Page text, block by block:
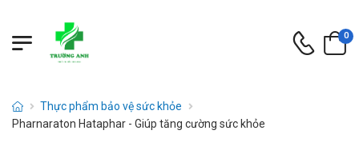
0
Thực phẩm bảo vệ sức khỏe
Pharnaraton Hataphar - Giúp tăng cường sức khỏe